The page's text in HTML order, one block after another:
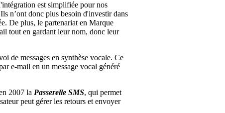
est simplifiée pour nos
n’ont donc plus besoin d'investir dans
De plus, le partenariat en Marque
tout en gardant leur nom, donc leur
de messages en synthèse vocale. Ce
e-mail en un message vocal généré
2007 la Passerelle SMS, qui permet
peut gérer les retours et envoyer